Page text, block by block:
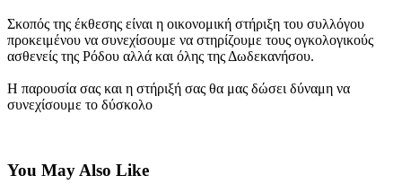
Σκοπός της έκθεσης είναι η οικονομική στήριξη του συλλόγου
προκειμένου να συνεχίσουμε να στηρίζουμε τους ογκολογικούς
ασθενείς της Ρόδου αλλά και όλης της Δωδεκανήσου.
Η παρουσία σας και η στήριξή σας θα μας δώσει δύναμη να
συνεχίσουμε το δύσκολο
You May Also Like